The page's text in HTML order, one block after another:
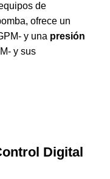
de
ofrece un
y una presión
y sus
Digital